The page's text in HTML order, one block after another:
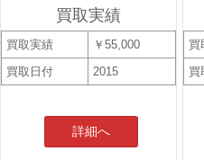
買取実績
買取実績
￥55,000
買取日付
2015
詳細へ
買
買